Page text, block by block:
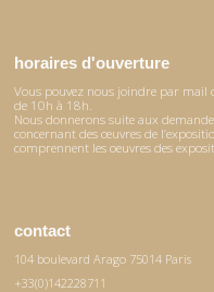
horaires d'ouverture
Vous pouvez nous joindre par
de 10h à 18h.
Nous donnerons suite aux
concernant des œuvres de
comprennent les oeuvres des
contact
104 boulevard Arago 75014 Paris
+33(0)142228711